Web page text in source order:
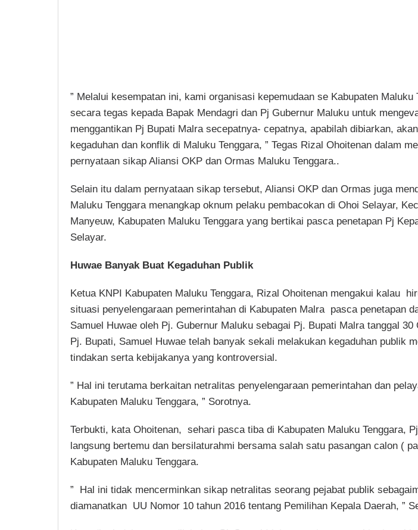
” Melalui kesempatan ini, kami organisasi kepemudaan se Kabupaten Maluku
secara tegas kepada Bapak Mendagri dan Pj Gubernur Maluku untuk
menggantikan Pj Bupati Malra secepatnya- cepatnya, apabilah dibiarkan,
kegaduhan dan konflik di Maluku Tenggara, ” Tegas Rizal Ohoitenan dalam
pernyataan sikap Aliansi OKP dan Ormas Maluku Tenggara..
Selain itu dalam pernyataan sikap tersebut, Aliansi OKP dan Ormas juga
Maluku Tenggara menangkap oknum pelaku pembacokan di Ohoi Selayar,
Manyeuw, Kabupaten Maluku Tenggara yang bertikai pasca penetapan Pj
Selayar.
Huwae Banyak Buat Kegaduhan Publik
Ketua KNPI Kabupaten Maluku Tenggara, Rizal Ohoitenan mengakui kalau
situasi penyelengaraan pemerintahan di Kabupaten Malra pasca penetapan
Samuel Huwae oleh Pj. Gubernur Maluku sebagai Pj. Bupati Malra tanggal 30
Pj. Bupati, Samuel Huwae telah banyak sekali melakukan kegaduhan publik
tindakan serta kebijakanya yang kontroversial.
” Hal ini terutama berkaitan netralitas penyelengaraan pemerintahan dan
Kabupaten Maluku Tenggara, ” Sorotnya.
Terbukti, kata Ohoitenan, sehari pasca tiba di Kabupaten Maluku Tenggara,
langsung bertemu dan bersilaturahmi bersama salah satu pasangan calon (
Kabupaten Maluku Tenggara.
” Hal ini tidak mencerminkan sikap netralitas seorang pejabat publik
diamanatkan UU Nomor 10 tahun 2016 tentang Pemilihan Kepala Daerah, ”